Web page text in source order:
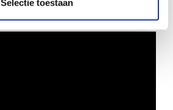
Selectie toestaan